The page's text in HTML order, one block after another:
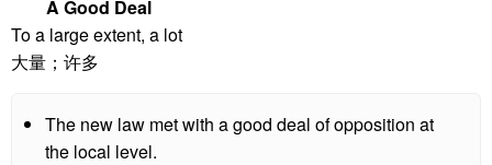
A Good Deal
To a large extent, a lot
大量；许多
The new law met with a good deal of opposition at
the local level.